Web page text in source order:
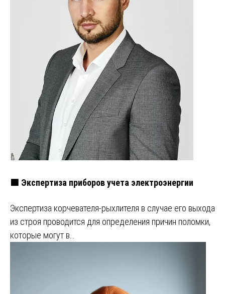
🟩 Экспертиза приборов учета электроэнергии
Экспертиза корчевателя-рыхлителя в случае его выхода
из строя проводится для определения причин поломки,
которые могут в…